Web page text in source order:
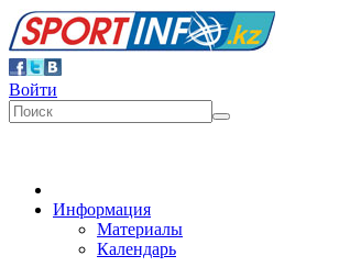
Войти
Информация
Материалы
Календарь